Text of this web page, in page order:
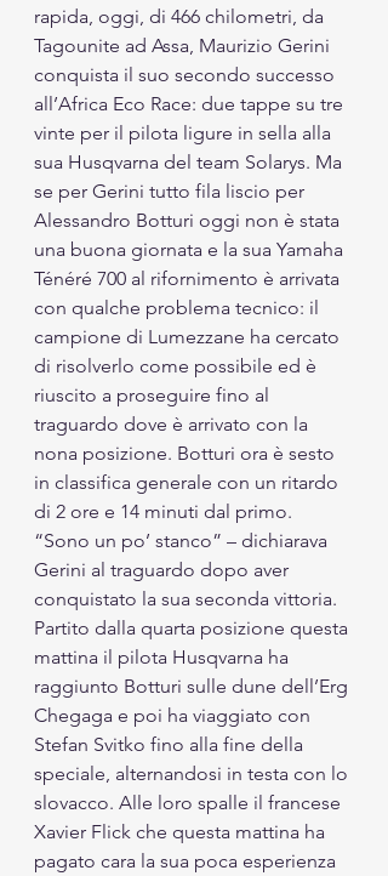
rapida, oggi, di 466 chilometri, da
Tagounite ad Assa, Maurizio Gerini
conquista il suo secondo successo
all’Africa Eco Race: due tappe su tre
vinte per il pilota ligure in sella alla
sua Husqvarna del team Solarys. Ma
se per Gerini tutto fila liscio per
Alessandro Botturi oggi non è stata
una buona giornata e la sua Yamaha
Ténéré 700 al rifornimento è arrivata
con qualche problema tecnico: il
campione di Lumezzane ha cercato
di risolverlo come possibile ed è
riuscito a proseguire fino al
traguardo dove è arrivato con la
nona posizione. Botturi ora è sesto
in classifica generale con un ritardo
di 2 ore e 14 minuti dal primo.
“Sono un po’ stanco” – dichiarava
Gerini al traguardo dopo aver
conquistato la sua seconda vittoria.
Partito dalla quarta posizione questa
mattina il pilota Husqvarna ha
raggiunto Botturi sulle dune dell’Erg
Chegaga e poi ha viaggiato con
Stefan Svitko fino alla fine della
speciale, alternandosi in testa con lo
slovacco. Alle loro spalle il francese
Xavier Flick che questa mattina ha
pagato cara la sua poca esperienza